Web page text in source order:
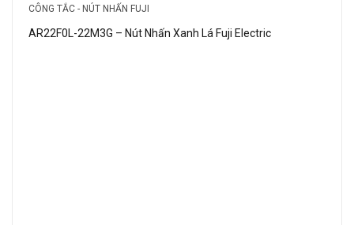
CÔNG TẮC - NÚT NHẤN FUJI
AR22F0L-22M3G – Nút Nhấn Xanh Lá Fuji Electric